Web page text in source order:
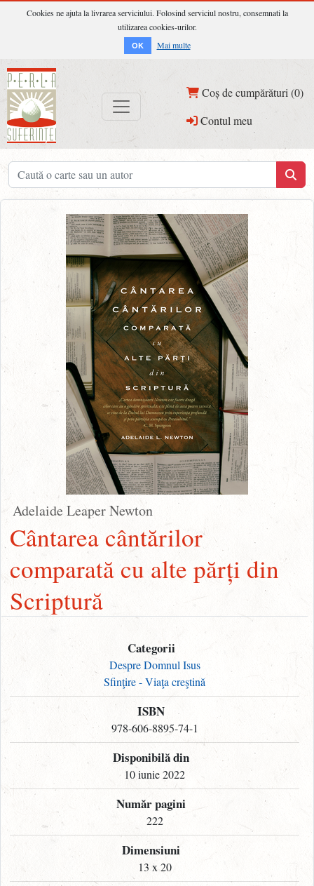
Cookies ne ajuta la livrarea serviciului. Folosind serviciul nostru, consemnati la
utilizarea cookies-urilor.
OK Mai multe
Coș de cumpărături (0)
Contul meu
Adelaide Leaper Newton
Cântarea cântărilor
comparată cu alte părți din
Scriptură
Categorii
Despre Domnul Isus
Sfinţire - Viaţa creştină
ISBN
978-606-8895-74-1
Disponibilă din
10 iunie 2022
Număr pagini
222
Dimensiuni
13 x 20